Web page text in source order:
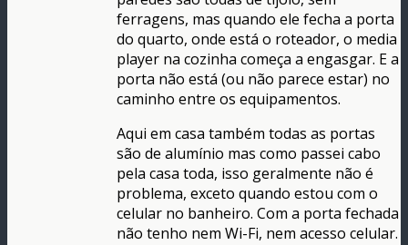
ferragens, mas quando ele fecha a porta
do quarto, onde está o roteador, o media
player na cozinha começa a engasgar. E a
porta não está (ou não parece estar) no
caminho entre os equipamentos.
Aqui em casa também todas as portas
são de alumínio mas como passei cabo
pela casa toda, isso geralmente não é
problema, exceto quando estou com o
celular no banheiro. Com a porta fechada
não tenho nem Wi-Fi, nem acesso celular.